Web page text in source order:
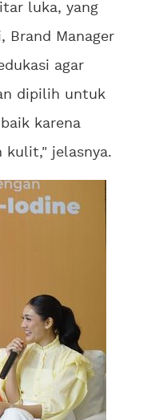
luka, yang
Brand Manager
agar
dipilih untuk
karena
kulit," jelasnya.